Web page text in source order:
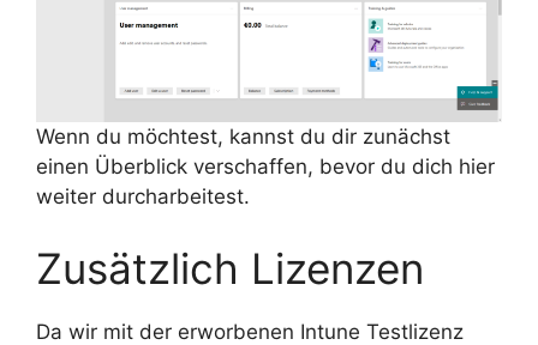
Wenn du möchtest, kannst du dir zunächst
einen Überblick verschaffen, bevor du dich hier
weiter durcharbeitest.
Zusätzlich Lizenzen
Da wir mit der erworbenen Intune Testlizenz